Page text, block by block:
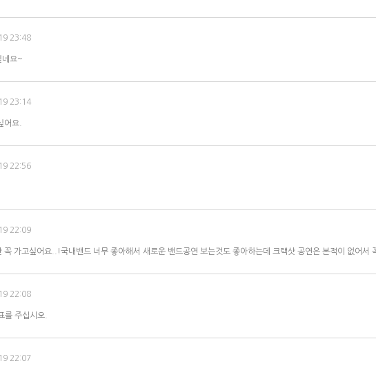
23:48
네요~
23:14
어요.
22:56
22:09
꼭 가고싶어요..!국내밴드 너무 좋아해서 새로운 밴드공연 보는것도 좋아하는데 크랙샷 공연은 본적이 없어서
22:08
를 주십시오.
22:07